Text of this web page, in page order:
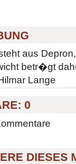
aus
betr�gt
Lange
0
DIESES